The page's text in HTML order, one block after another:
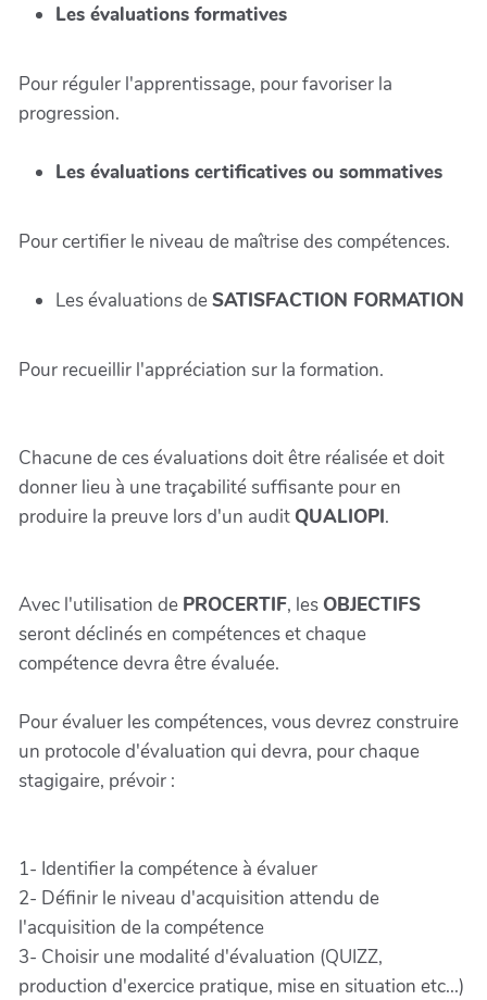
Les évaluations formatives
Pour réguler l'apprentissage, pour favoriser la
progression.
Les évaluations certificatives ou sommatives
Pour certifier le niveau de maîtrise des compétences.
Les évaluations deSATISFACTION FORMATION
Pour recueillir l'appréciation sur la formation.
Chacune de ces évaluations doit être réalisée et doit
donner lieu à une traçabilité suffisante pour en
produire la preuve lors d'un auditQUALIOPI.
Avec l'utilisation de PROCERTIF, lesOBJECTIFS
seront déclinés en compétences et chaque
compétence devra être évaluée.
Pour évaluer les compétences, vous devrez construire
un protocole d'évaluation qui devra, pour chaque
stagigaire, prévoir :
1- Identifier la compétence à évaluer
2- Définir le niveau d'acquisition attendu de
l'acquisition de la compétence
3- Choisir une modalité d'évaluation (QUIZZ,
production d'exercice pratique, mise en situation etc...)